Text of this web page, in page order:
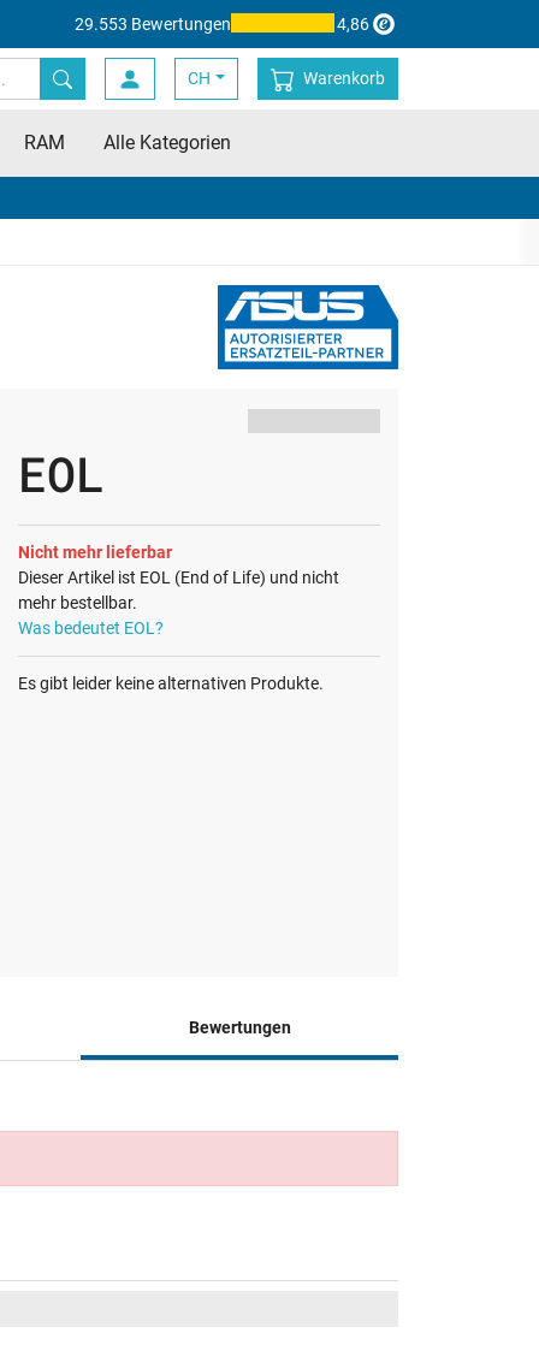
29.553 Bewertungen 4,86
CH Warenkorb
RAM Alle Kategorien
EOL
Nicht mehr lieferbar
Dieser Artikel ist EOL (End of Life) und nicht
mehr bestellbar.
Was bedeutet EOL?
Es gibt leider keine alternativen Produkte.
Bewertungen